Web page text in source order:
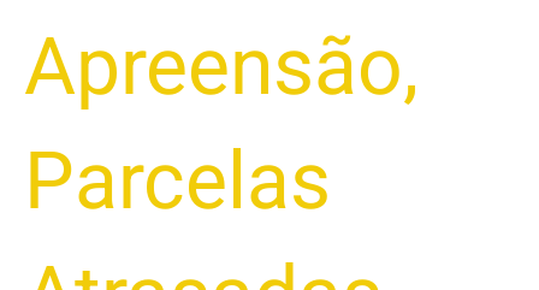
Apreensão,
Parcelas